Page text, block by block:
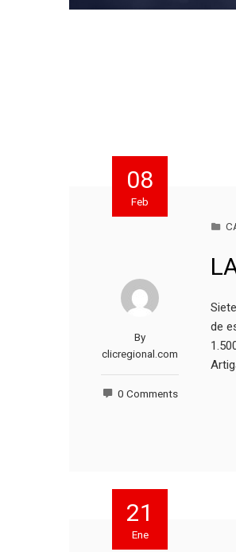
08
Feb
By
clicregional.com
0 Comments
de
21
Ene